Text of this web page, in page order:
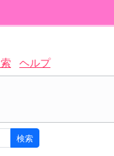
ヘルプ